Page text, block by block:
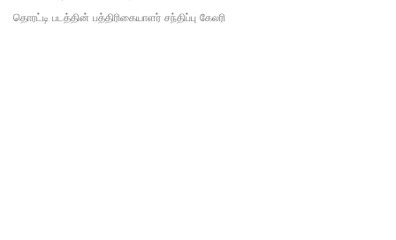
தொரட்டி படத்தின் பத்திரிகையாளர் சந்திப்பு கேலரி